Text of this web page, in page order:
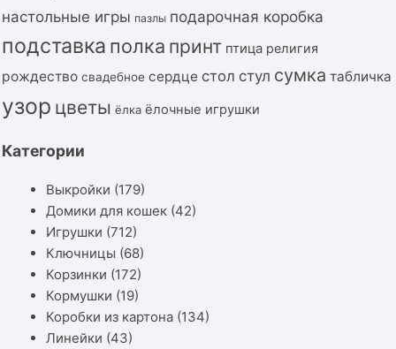
настольные игры пазлы подарочная коробка
подставка полка принт птица религия
рождество свадебное сердце стол стул сумка табличка
узор цветы ёлка ёлочные игрушки
Категории
Выкройки (179)
Домики для кошек (42)
Игрушки (712)
Ключницы (68)
Корзинки (172)
Кормушки (19)
Коробки из картона (134)
Линейки (43)